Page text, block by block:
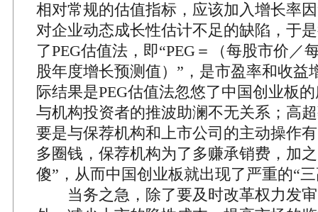
相对常规的估值指标，应该加入增长率
对企业动态成长性估计不足的缺陷，于
了PEG估值法，即“PEG＝（每股市价／
股年度增长预测值）”，是市盈率和收益
际结果是PEG估值法忽悠了中国创业板
与机构投资者的推波助澜不无关系；高
要是与保荐机构和上市公司的主动操作
多圈钱，保荐机构为了多赚承销费，加
傻”，从而中国创业板就出现了严重的“
当务之急，除了要及时改革权力发审